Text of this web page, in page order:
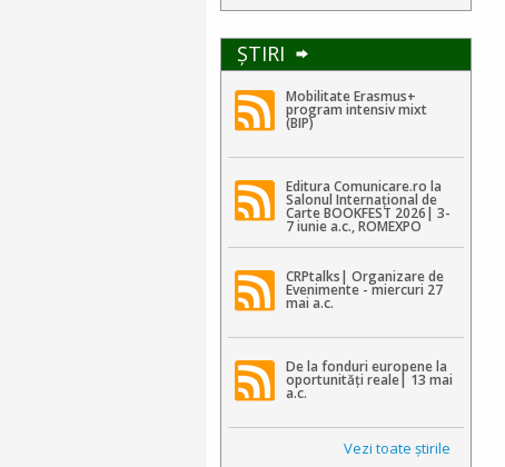
ŞTIRI
Mobilitate Erasmus+
program intensiv mixt
(BIP)
Editura Comunicare.ro la
Salonul Internațional de
Carte BOOKFEST 2026| 3-
7 iunie a.c., ROMEXPO
CRPtalks| Organizare de
Evenimente - miercuri 27
mai a.c.
De la fonduri europene la
oportunități reale| 13 mai
a.c.
Vezi toate ştirile